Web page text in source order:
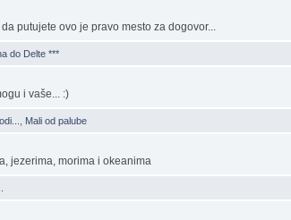
putujete ovo je pravo mesto za dogovor...
do Delte ***
i vaše... :)
Mali od palube
jezerima, morima i okeanima